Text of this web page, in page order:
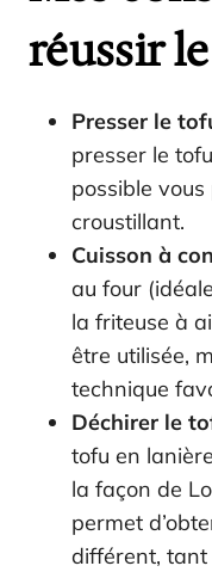
réussir
Presser le
presser le
possible
croustillant.
Cuisson à
au four
la friteuse à
être utilisée,
technique
Déchirer le
tofu en
la façon de
permet
différent, tant